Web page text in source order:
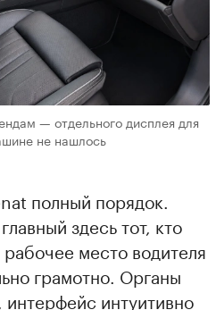
— отдельного дисплея для
не нашлось
полный порядок.
здесь тот, кто
место водителя
грамотно. Органы
интерфейс интуитивно